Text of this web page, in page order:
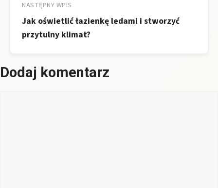
NASTĘPNY WPIS
Jak oświetlić łazienkę ledami i stworzyć
przytulny klimat?
Dodaj komentarz